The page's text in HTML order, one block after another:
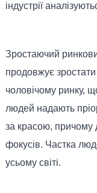
індустрії
Зростаючий
продовжує
чоловічому ринку,
людей надають
за красою, причому
фокусів. Частка
усьому світі.